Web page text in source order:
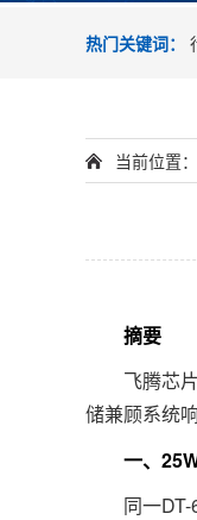
热门关键词：
当前位置：
摘要
飞腾芯片
储兼顾系统
一、25W
同一DT-